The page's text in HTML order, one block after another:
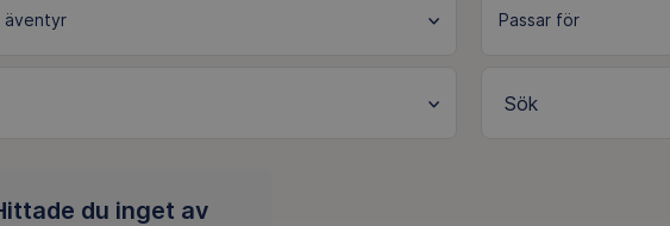
Sök
du inget av